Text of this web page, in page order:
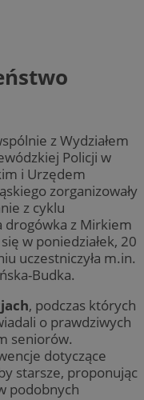
z Wydziałem
Policji w
i Urzędem
zorganizowały
z cyklu
drogówka z Mirkiem
w poniedziałek, 20
uczestniczyła m.in.
Budka.
, podczas których
o prawdziwych
seniorów.
dotyczące
starsze, proponując
podobnych